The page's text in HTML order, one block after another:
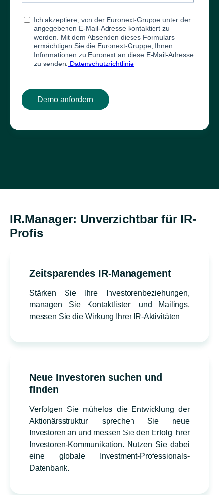
IR.Manager: Unverzichtbar für IR-
Profis
Zeitsparendes IR-Management
Stärken Sie Ihre Investorenbeziehungen,
managen Sie Kontaktlisten und Mailings,
messen Sie die Wirkung Ihrer IR-Aktivitäten
Neue Investoren suchen und
finden
Verfolgen Sie mühelos die Entwicklung der
Aktionärsstruktur, sprechen Sie neue
Investoren an und messen Sie den Erfolg Ihrer
Investoren-Kommunikation. Nutzen Sie dabei
eine globale Investment-Professionals-
Datenbank.